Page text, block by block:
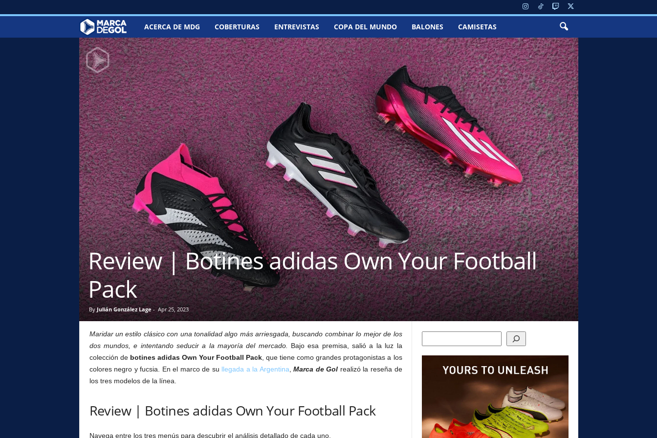
a
r
c
a
d
e
G
o
l
ACERCA DE MDG COBERTURAS ENTREVISTAS COPA DEL MUNDO BALONES CAMISETAS
Review | Botines adidas Own Your Football
Pack
By Julián González Lage - Apr 25, 2023
Maridar un estilo clásico con una tonalidad algo más arriesgada, buscando combinar lo mejor de los
dos mundos, e intentando seducir a la mayoría del mercado.
Bajo esa premisa, salió a la luz la
colección de botines adidas Own Your Football Pack , que tiene como grandes protagonistas a los
colores negro y fucsia. En el marco de su llegada a la Argentina ,Marca de Gol realizó la reseña de
los tres modelos de la línea.
Review | Botines adidas Own Your Football Pack
Navega entre los tres menús para descubrir el análisis detallado de cada uno.